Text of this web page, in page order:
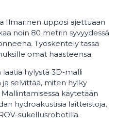
Ilmarinen upposi ajettuaan
noin 80 metrin syvyydessä
Työskentely tässä
omat haasteensa.
hylystä 3D-malli
selvittää, miten hylky
käytetään
hydroakustisia laitteistoja,
sukellusrobotilla.